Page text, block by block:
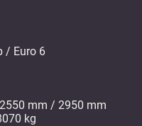
/ Euro 6
mm / 2950 mm
kg